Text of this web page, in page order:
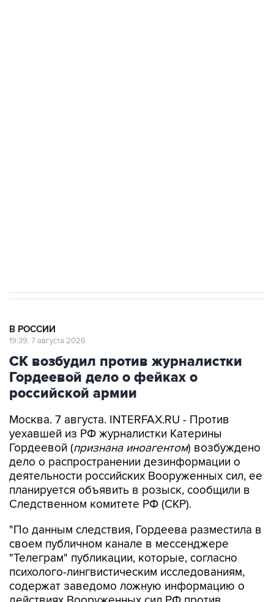
В РОССИИ
19:39, 7 августа 2026
СК возбудил против журналистки
Гордеевой дело о фейках о
российской армии
Москва. 7 августа. INTERFAX.RU - Против
уехавшей из РФ журналистки Катерины
Гордеевой (признана иноагентом) возбуждено
дело о распространении дезинформации о
деятельности российских Вооруженных сил, ее
планируется объявить в розыск, сообщили в
Следственном комитете РФ (СКР).
"По данным следствия, Гордеева разместила в
своем публичном канале в мессенджере
"Телеграм" публикации, которые, согласно
психолого-лингвистическим исследованиям,
содержат заведомо ложную информацию о